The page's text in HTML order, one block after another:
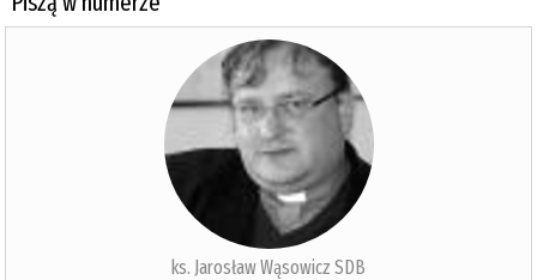
ks. Jarosław Wąsowicz SDB